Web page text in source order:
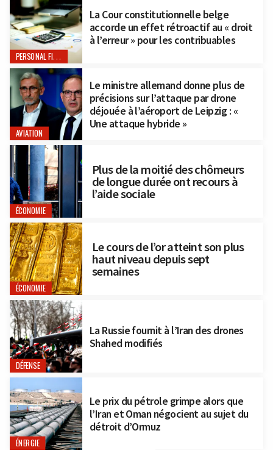
PERSONAL FINANCE
La Cour constitutionnelle belge
accorde un effet rétroactif au « droit
à l’erreur » pour les contribuables
AVIATION
Le ministre allemand donne plus de
précisions sur l’attaque par drone
déjouée à l’aéroport de Leipzig : «
Une attaque hybride »
ÉCONOMIE
Plus de la moitié des chômeurs
de longue durée ont recours à
l’aide sociale
ÉCONOMIE
Le cours de l’or atteint son plus
haut niveau depuis sept
semaines
DÉFENSE
La Russie fournit à l’Iran des drones
Shahed modifiés
ÉNERGIE
Le prix du pétrole grimpe alors que
l’Iran et Oman négocient au sujet du
détroit d’Ormuz